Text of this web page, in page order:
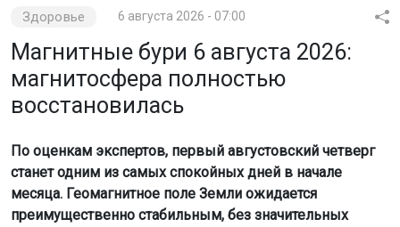
Здоровье 6 августа 2026 - 07:00
Магнитные бури 6 августа 2026:
магнитосфера полностью
восстановилась
По оценкам экспертов, первый августовский четверг
станет одним из самых спокойных дней в начале
месяца. Геомагнитное поле Земли ожидается
преимущественно стабильным, без значительных